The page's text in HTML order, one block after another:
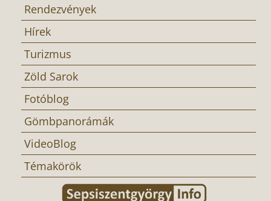
Rendezvények
Hírek
Turizmus
Zöld Sarok
Fotóblog
Gömbpanorámák
VideoBlog
Témakörök